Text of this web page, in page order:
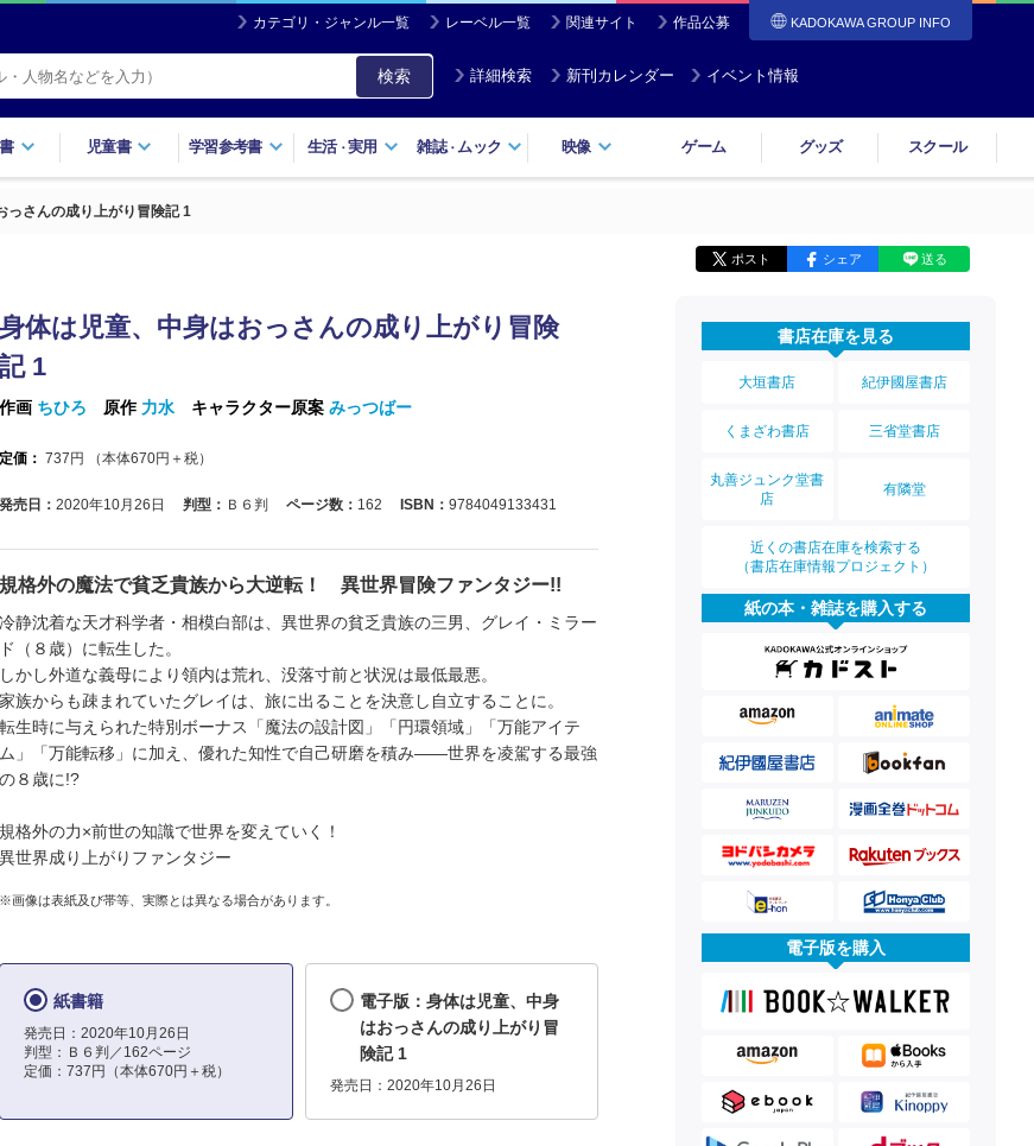
カテゴリ・ジャンル一覧 レーベル一覧 関連サイト 作品公募 KADOKAWA GROUP INFO
検索 詳細検索 新刊カレンダー イベント情報
児童書 学習参考書 生活・実用 雑誌・ ムック 映像 ゲーム グッズ スクール
っさんの成り上がり冒険記 1
ポスト シェア 送る
身体は児童、中身はおっさんの成り上がり冒険
記 1
作画 ちひろ 原作 力水 キャラクター原案 みっつばー
定価： 737 円 （本体670円＋税）
発売日： 2020年10月26日 判型： Ｂ６判 ページ数： 162 ISBN： 9784049133431
規格外の魔法で貧乏貴族から大逆転！ 異世界冒険ファンタジー!!
冷静沈着な天才科学者・相模白部は、異世界の貧乏貴族の三男、グレイ・ミラー
ド（８歳）に転生した。
しかし外道な義母により領内は荒れ、没落寸前と状況は最低最悪。
家族からも疎まれていたグレイは、旅に出ることを決意し自立することに。
転生時に与えられた特別ボーナス「魔法の設計図」「円環領域」「万能アイテ
ム」「万能転移」に加え、優れた知性で自己研磨を積み――世界を凌駕する最強
の８歳に!?
規格外の力×前世の知識で世界を変えていく！
異世界成り上がりファンタジー
※画像は表紙及び帯等、実際とは異なる場合があります。
紙書籍
発売日：2020年10月26日
判型：Ｂ６判／162ページ
定価：737円（本体670円＋税）
電子版：身体は児童、中身
はおっさんの成り上がり冒
険記 1
発売日：2020年10月26日
書店在庫を見る
大垣書店 紀伊國屋書店
くまざわ書店 三省堂書店
丸善ジュンク堂書
店
有隣堂
近くの書店在庫を検索する
（書店在庫情報プロジェクト）
紙の本・雑誌を購入する
電子版を購入